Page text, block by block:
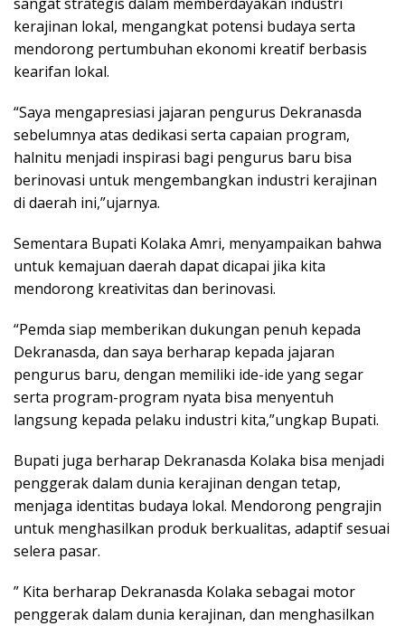
sangat strategis dalam memberdayakan industri
kerajinan lokal, mengangkat potensi budaya serta
mendorong pertumbuhan ekonomi kreatif berbasis
kearifan lokal.
“Saya mengapresiasi jajaran pengurus Dekranasda
sebelumnya atas dedikasi serta capaian program,
halnitu menjadi inspirasi bagi pengurus baru bisa
berinovasi untuk mengembangkan industri kerajinan
di daerah ini,”ujarnya.
Sementara Bupati Kolaka Amri, menyampaikan bahwa
untuk kemajuan daerah dapat dicapai jika kita
mendorong kreativitas dan berinovasi.
“Pemda siap memberikan dukungan penuh kepada
Dekranasda, dan saya berharap kepada jajaran
pengurus baru, dengan memiliki ide-ide yang segar
serta program-program nyata bisa menyentuh
langsung kepada pelaku industri kita,”ungkap Bupati.
Bupati juga berharap Dekranasda Kolaka bisa menjadi
penggerak dalam dunia kerajinan dengan tetap,
menjaga identitas budaya lokal. Mendorong pengrajin
untuk menghasilkan produk berkualitas, adaptif sesuai
selera pasar.
” Kita berharap Dekranasda Kolaka sebagai motor
penggerak dalam dunia kerajinan, dan menghasilkan